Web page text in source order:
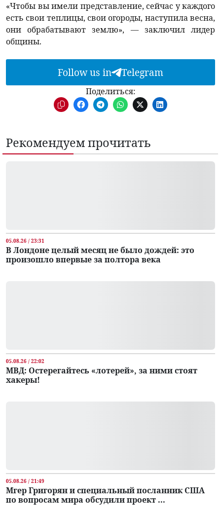
«Чтобы вы имели представление, сейчас у каждого
есть свои теплицы, свои огороды, наступила весна,
они обрабатывают землю», — заключил лидер
общины.
Follow us in Telegram
Поделиться:
Рекомендуем прочитать
05.08.26 / 23:31
В Лондоне целый месяц не было дождей: это
произошло впервые за полтора века
05.08.26 / 22:02
МВД: Остерегайтесь «лотерей», за ними стоят
хакеры!
05.08.26 / 21:49
Мгер Григорян и специальный посланник США
по вопросам мира обсудили проект ...